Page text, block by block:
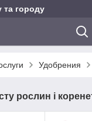
та городу
Удобрения
рослин і